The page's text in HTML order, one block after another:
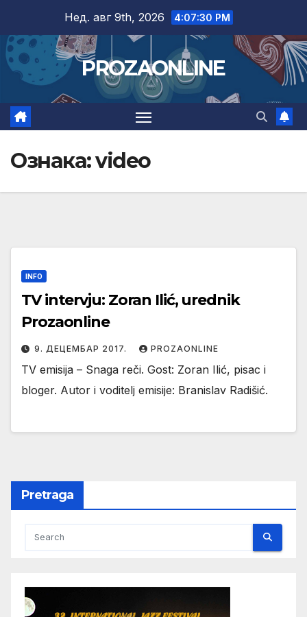
content
Нед. авг 9th, 2026 4:07:31 PM
PROZAONLINE
Ознака:video
INFO
TV intervju: Zoran Ilić, urednik
Prozaonline
9. ДЕЦЕМБАР 2017. PROZAONLINE
TV emisija – Snaga reči. Gost: Zoran Ilić, pisac i
bloger. Autor i voditelj emisije: Branislav Radišić.
Pretraga